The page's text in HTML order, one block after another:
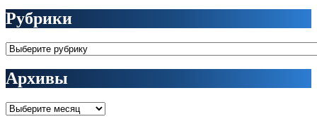
Рубрики
Рубрики
Архивы
Архивы